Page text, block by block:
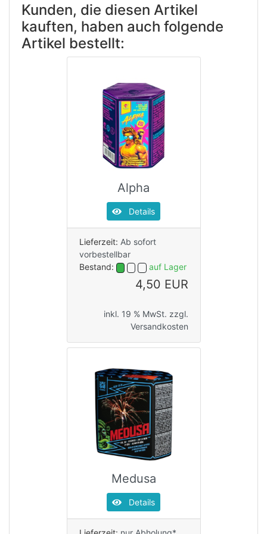
Kunden, die diesen Artikel
kauften, haben auch folgende
Artikel bestellt:
Alpha
Details
Lieferzeit: Ab sofort
vorbestellbar
Bestand:
auf Lager
4,50 EUR
inkl. 19 % MwSt. zzgl.
Versandkosten
Medusa
Details